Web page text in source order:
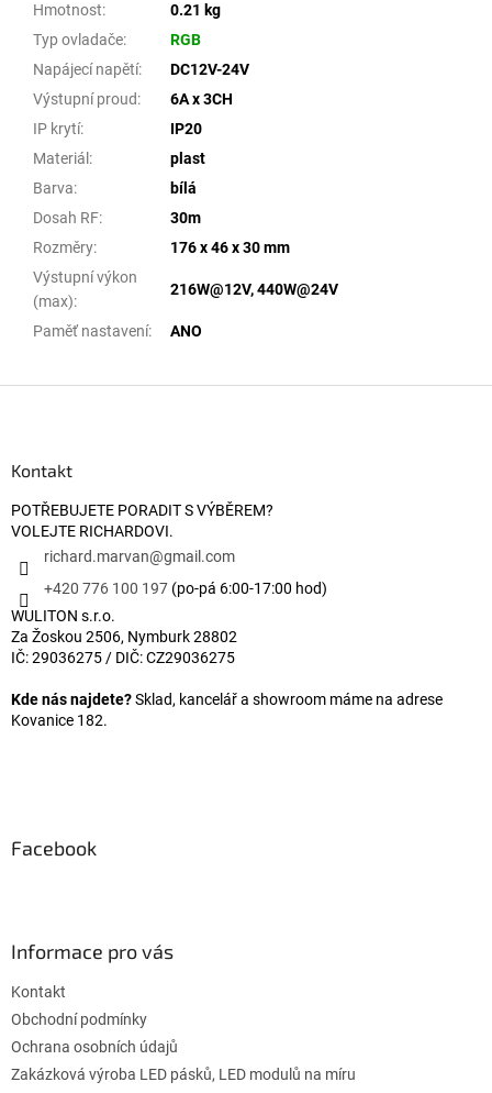
Hmotnost:
0.21 kg
Typ ovladače:
RGB
Napájecí napětí:
DC12V-24V
Výstupní proud:
6A x 3CH
IP krytí:
IP20
Materiál :
plast
Barva:
bílá
Dosah RF:
30m
Rozměry:
176 x 46 x 30 mm
Výstupní výkon
(max):
216W@12V, 440W@24V
Paměť nastavení: ANO
Kontakt
POTŘEBUJETE PORADIT S VÝBĚREM?
VOLEJTE RICHARDOVI.
richard.marvan@gmail.com
+420 776 100 197 (po-pá 6:00-17:00 hod)
WULITON s.r.o.
Za Žoskou 2506, Nymburk 28802
IČ: 29036275 / DIČ: CZ29036275
Kde nás najdete?Sklad, kancelář a showroom máme na adrese
Kovanice 182.
Facebook
Informace pro vás
Kontakt
Obchodní podmínky
Ochrana osobních údajů
Zakázková výroba LED pásků, LED modulů na míru